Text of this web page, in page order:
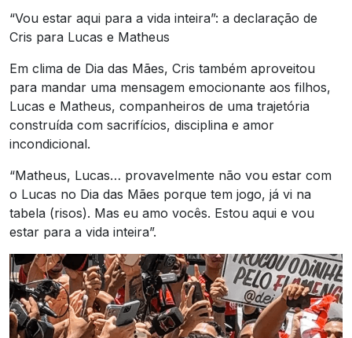
“Vou estar aqui para a vida inteira”: a declaração de
Cris para Lucas e Matheus
Em clima de Dia das Mães, Cris também aproveitou
para mandar uma mensagem emocionante aos filhos,
Lucas e Matheus, companheiros de uma trajetória
construída com sacrifícios, disciplina e amor
incondicional.
“Matheus, Lucas… provavelmente não vou estar com
o Lucas no Dia das Mães porque tem jogo, já vi na
tabela (risos). Mas eu amo vocês. Estou aqui e vou
estar para a vida inteira”.